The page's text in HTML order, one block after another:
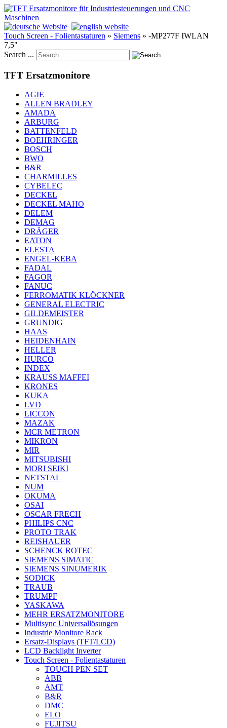
Touch Screen - Folientastaturen » Siemens » -MP277F IWLAN
7,5"
Search ...
TFT Ersatzmonitore
AGIE
ALLEN BRADLEY
AMADA
ARBURG
BATTENFELD
BOEHRINGER
BOSCH
BWO
B&R
CHARMILLES
CYBELEC
DECKEL
DECKEL MAHO
DELEM
DEMAG
DRÄGER
EATON
ELESTA
ENGEL-KEBA
FADAL
FAGOR
FANUC
FERROMATIK KLÖCKNER
GENERAL ELECTRIC
GILDEMEISTER
GRUNDIG
HAAS
HEIDENHAIN
HELLER
HURCO
INDEX
KRAUSS MAFFEI
KRONES
KUKA
LVD
LICCON
MAZAK
MCR METRON
MIKRON
MIR
MITSUBISHI
MORI SEIKI
NETSTAL
NUM
OKUMA
OSAI
OSCAR FRECH
PHILIPS CNC
PROTO TRAK
REISHAUER
SCHENCK ROTEC
SIEMENS SIMATIC
SIEMENS SINUMERIK
SODICK
TRAUB
TRUMPF
YASKAWA
MEHR ERSATZMONITORE
Multisync Universallösungen
Industrie Monitore Rack
Ersatz-Displays (TFT/LCD)
LCD Backlight Inverter
Touch Screen - Folientastaturen
TOUCH PEN SET
ABB
AMT
B&R
DMC
ELO
FUJITSU